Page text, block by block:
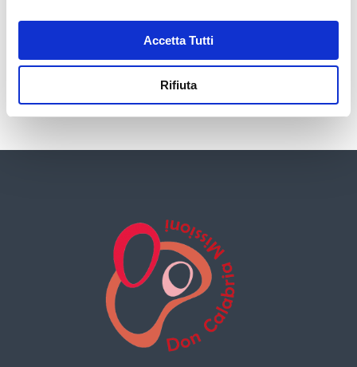
Accetta Tutti
Rifiuta
Protezione dell'infanzia